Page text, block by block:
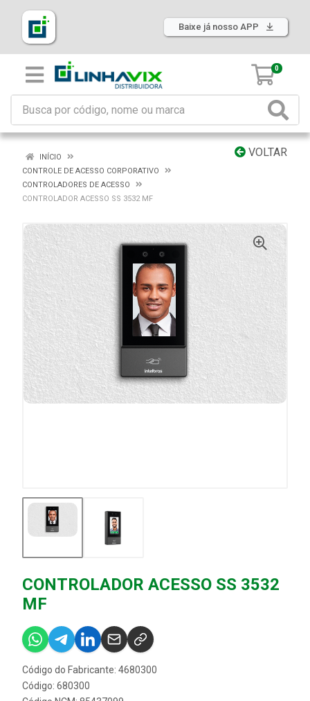
Baixe já nosso APP
0
VOLTAR
INÍCIO
CONTROLE DE ACESSO CORPORATIVO
CONTROLADORES DE ACESSO
CONTROLADOR ACESSO SS 3532 MF
CONTROLADOR ACESSO SS 3532
MF
Código do Fabricante: 4680300
Código: 680300